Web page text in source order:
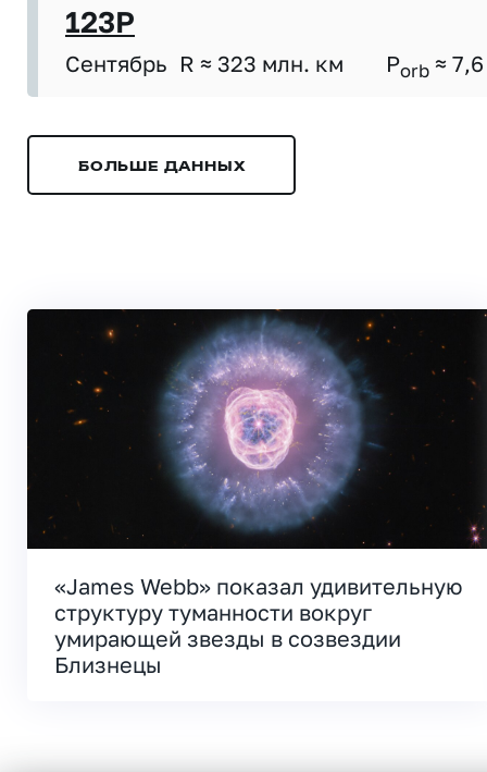
123P
Сентябрь R ≈ 323 млн. км Porb ≈ 7,6
БОЛЬШЕ ДАННЫХ
«James Webb» показал удивительную
структуру туманности вокруг
умирающей звезды в созвездии
Близнецы